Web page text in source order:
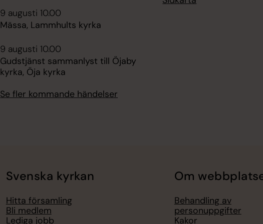
9 augusti 10.00
Mässa, Lammhults kyrka
9 augusti 10.00
Gudstjänst sammanlyst till Öjaby
kyrka, Öja kyrka
Se fler kommande händelser
Svenska kyrkan
Hitta församling
Bli medlem
Lediga jobb
Om
Behandling av
personuppgifter
Kakor